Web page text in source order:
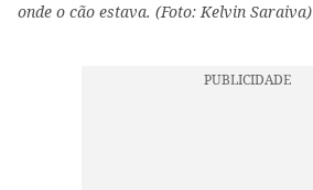
onde o cão estava. (Foto: Kelvin Saraiva)